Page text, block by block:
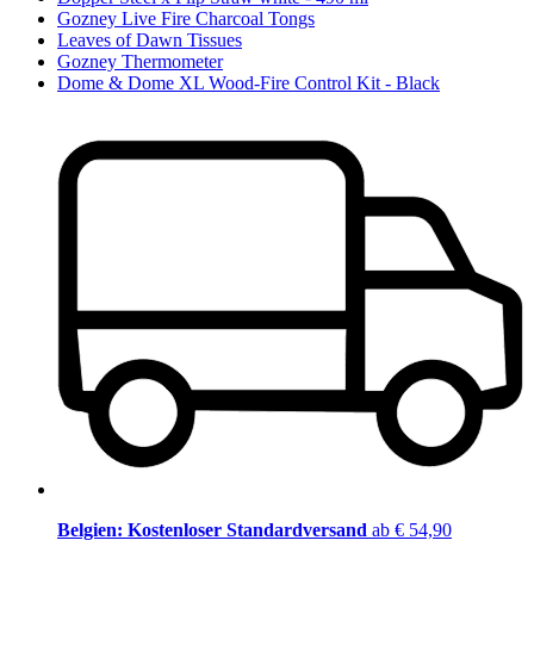
Gozney Live Fire Charcoal Tongs
Leaves of Dawn Tissues
Gozney Thermometer
Dome & Dome XL Wood-Fire Control Kit - Black
Belgien: Kostenloser Standardversand ab € 54,90